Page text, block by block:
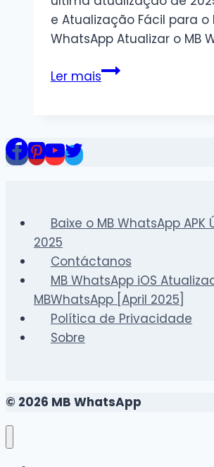
e Atualização Fácil para o
WhatsApp Atualizar o MB
Ler maisComo
iPhone
Atualização
2025
Baixe o MB WhatsApp
2025
Contáctanos
MB WhatsApp iOS
MBWhatsApp [April 2025]
Política de Privacidade
Sobre
© 2026 MB WhatsApp